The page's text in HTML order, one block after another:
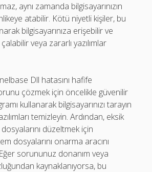
aynı zamanda bilgisayarınızın
atabilir. Kötü niyetli kişiler, bu
bilgisayarınıza erişebilir ve
veya zararlı yazılımlar
Dll hatasını hafife
çözmek için öncelikle güvenilir
kullanarak bilgisayarınızı tarayın
temizleyin. Ardından, eksik
düzeltmek için
dosyalarını onarma aracını
sorununuz donanım veya
kaynaklanıyorsa, bu